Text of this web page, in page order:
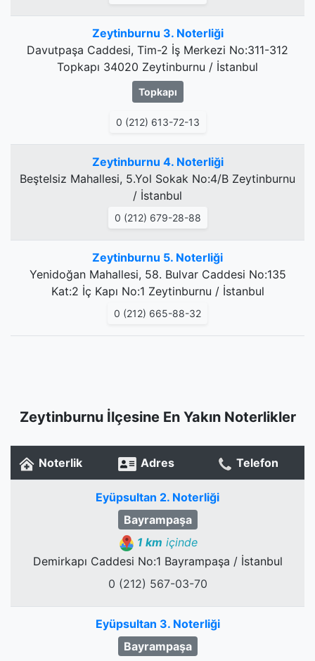
Zeytinburnu 3. Noterliği
Davutpaşa Caddesi, Tim-2 İş Merkezi No:311-312
Topkapı 34020 Zeytinburnu / İstanbul
Topkapı
0 (212) 613-72-13
Zeytinburnu 4. Noterliği
Beştelsiz Mahallesi, 5.Yol Sokak No:4/B Zeytinburnu
/ İstanbul
0 (212) 679-28-88
Zeytinburnu 5. Noterliği
Yenidoğan Mahallesi, 58. Bulvar Caddesi No:135
Kat:2 İç Kapı No:1 Zeytinburnu / İstanbul
0 (212) 665-88-32
Zeytinburnu İlçesine En Yakın Noterlikler
Noterlik Adres Telefon
Eyüpsultan 2. Noterliği
Bayrampaşa
1 km içinde
Demirkapı Caddesi No:1 Bayrampaşa / İstanbul
0 (212) 567-03-70
Eyüpsultan 3. Noterliği
Bayrampaşa